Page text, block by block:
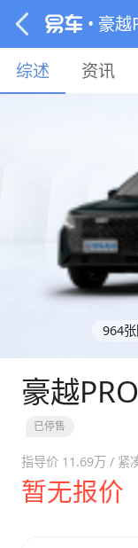
• 豪越
综述 资讯
964
豪越PRO
已停售
指导价 11.69万 / 紧
暂无报价